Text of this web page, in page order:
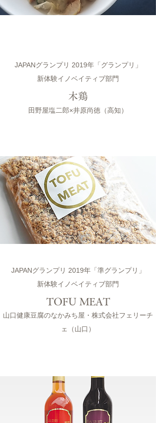
JAPANグランプリ 2019年「グランプリ」
新体験イノベイティブ部門
木鶏
田野屋塩二郎×井原尚徳（高知）
JAPANグランプリ 2019年「準グランプリ」
新体験イノベイティブ部門
TOFU MEAT
山口健康豆腐のなかみち屋・株式会社フェリーチ
ェ（山口）